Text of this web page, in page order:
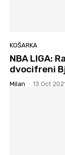
KOŠARKA
NBA LIGA:
dvocifreni
Milan - 13 Oct